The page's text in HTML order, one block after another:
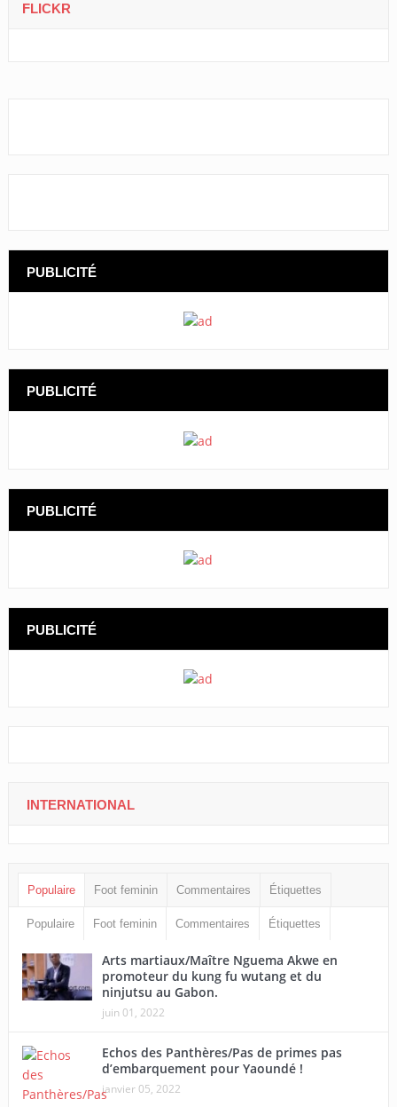
FLICKR
PUBLICITÉ
PUBLICITÉ
PUBLICITÉ
PUBLICITÉ
INTERNATIONAL
Populaire Foot feminin Commentaires Étiquettes
Populaire Foot feminin Commentaires Étiquettes
Arts martiaux/Maître Nguema Akwe en
promoteur du kung fu wutang et du
ninjutsu au Gabon.
juin 01, 2022
Echos des Panthères/Pas de primes pas
d’embarquement pour Yaoundé !
janvier 05, 2022